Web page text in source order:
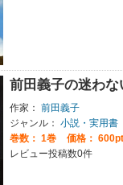
前田義子の迷わな
作家： 前田義子
ジャンル： 小説・実用書
巻数： 1巻
価格： 600pt
レビュー投稿数0件